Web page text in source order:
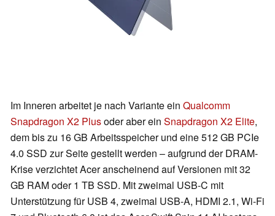
Im Inneren arbeitet je nach Variante ein Qualcomm
Snapdragon X2 Plusoder aber ein Snapdragon X2 Elite,
dem bis zu 16 GB Arbeitsspeicher und eine 512 GB PCIe
4.0 SSD zur Seite gestellt werden – aufgrund der DRAM-
Krise verzichtet Acer anscheinend auf Versionen mit 32
GB RAM oder 1 TB SSD. Mit zweimal USB-C mit
Unterstützung für USB 4, zweimal USB-A, HDMI 2.1, Wi-Fi